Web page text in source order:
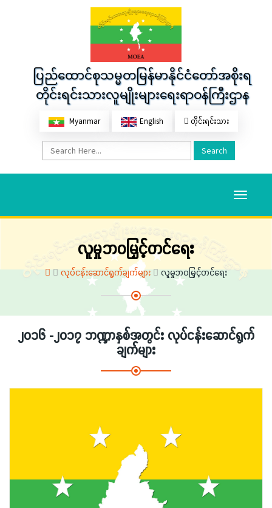
ပြည်ထောင်စုသမ္မတမြန်မာနိုင်ငံတော်အစိုးရ
တိုင်းရင်းသားလူမျိုးများရေးရာဝန်ကြီးဌာန
Myanmar English တိုင်းရင်းသား
Search
Toggle
လူမှုဘဝမြှင့်တင်ရေး
လုပ်ငန်းဆောင်ရွက်ချက်များ လူမှုဘဝမြှင့်တင်ရေး
၂၀၁၆ -၂၀၁၇ ဘဏ္ဍာနှစ်အတွင်း လုပ်ငန်းဆောင်ရွက်
ချက်များ